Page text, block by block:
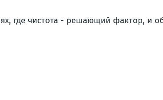
где чистота - решающий фактор, и